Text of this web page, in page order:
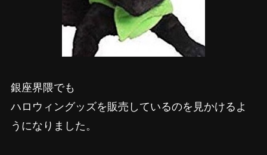
銀座界隈でも
ハロウィングッズを販売しているのを見かけるよ
うになりました。